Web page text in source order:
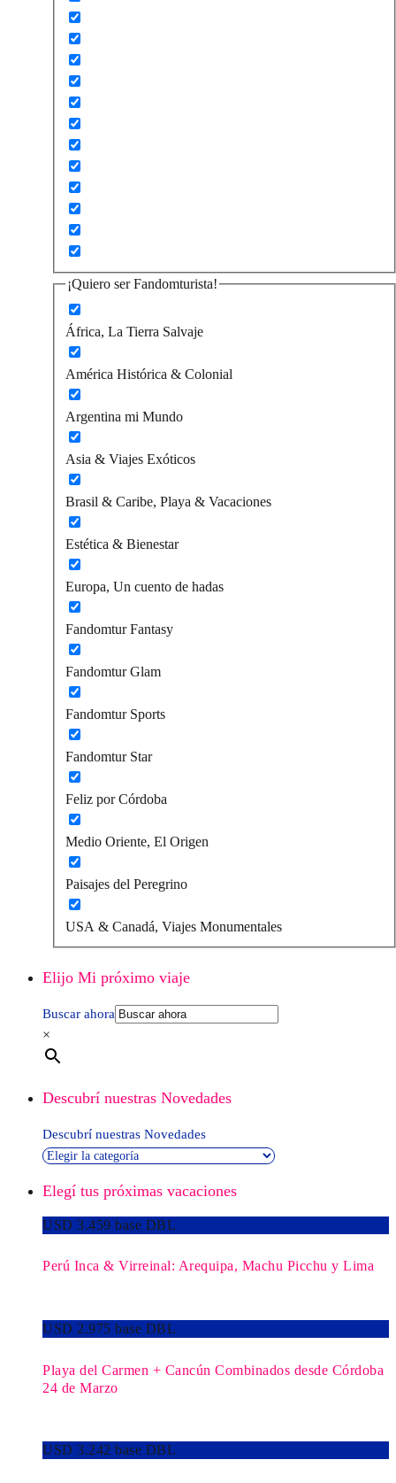
¡Quiero ser Fandomturista!
África, La Tierra Salvaje
América Histórica & Colonial
Argentina mi Mundo
Asia & Viajes Exóticos
Brasil & Caribe, Playa & Vacaciones
Estética & Bienestar
Europa, Un cuento de hadas
Fandomtur Fantasy
Fandomtur Glam
Fandomtur Sports
Fandomtur Star
Feliz por Córdoba
Medio Oriente, El Origen
Paisajes del Peregrino
USA & Canadá, Viajes Monumentales
Elijo Mi próximo viaje
Buscar ahora
×
Descubrí nuestras Novedades
Descubrí nuestras Novedades
Elegí tus próximas vacaciones
USD 3.459 base DBL
Perú Inca & Virreinal: Arequipa, Machu Picchu y Lima
USD 2.975 base DBL
Playa del Carmen + Cancún Combinados desde Córdoba
24 de Marzo
USD 3.242 base DBL